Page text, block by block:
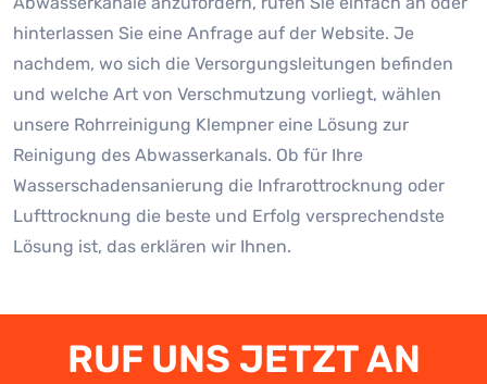
hinterlassen Sie eine Anfrage auf der Website. Je
nachdem, wo sich die Versorgungsleitungen befinden
und welche Art von Verschmutzung vorliegt, wählen
unsere Rohrreinigung Klempner eine Lösung zur
Reinigung des Abwasserkanals. Ob für Ihre
Wasserschadensanierung die Infrarottrocknung oder
Lufttrocknung die beste und Erfolg versprechendste
Lösung ist, das erklären wir Ihnen.
RUF UNS JETZT AN